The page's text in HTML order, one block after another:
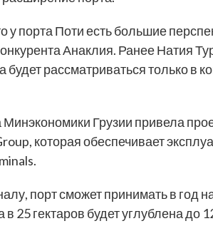
у порта Поти есть большие
Анаклия. Ранее Натия
будет рассматриваться только в
Грузии привела
которая обеспечивает
порт сможет принимать в год
в 25 гектаров будет углублена